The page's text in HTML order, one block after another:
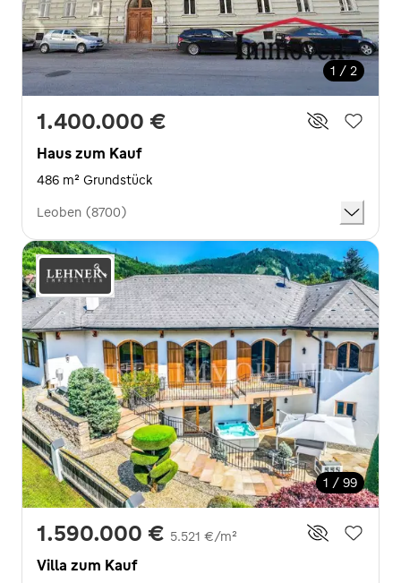
1 / 2
1.400.000 €
Haus zum Kauf
486 m² Grundstück
Leoben (8700)
1 / 99
1.590.000 € 5.521 €/m²
Villa zum Kauf